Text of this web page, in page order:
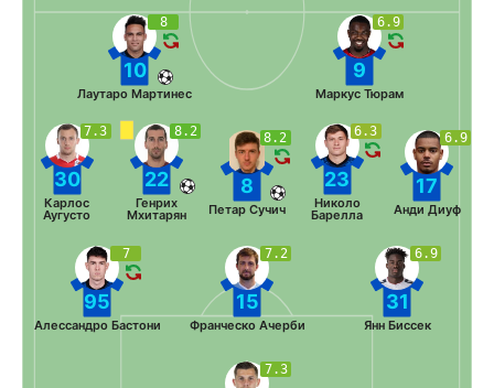
7.3
7
95
Алессандро Бастони
7.2
15
Франческо Ачерби
6.9
31
Янн Биссек
7.3
30
Карлос
Аугусто
8.2
22
Генрих
Мхитарян
8.2
8
Петар Сучич
6.3
23
Николо
Барелла
6.9
17
Анди Диуф
8
10
Лаутаро Мартинес
6.9
9
Маркус Тюрам